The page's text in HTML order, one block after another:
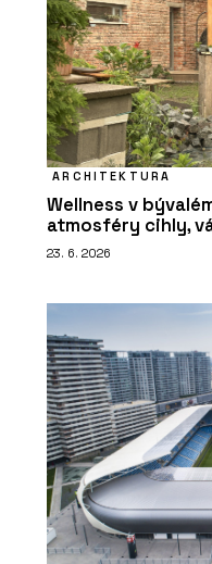
ARCHITEKTURA
Wellness v
atmosféry cihly,
23. 6. 2026